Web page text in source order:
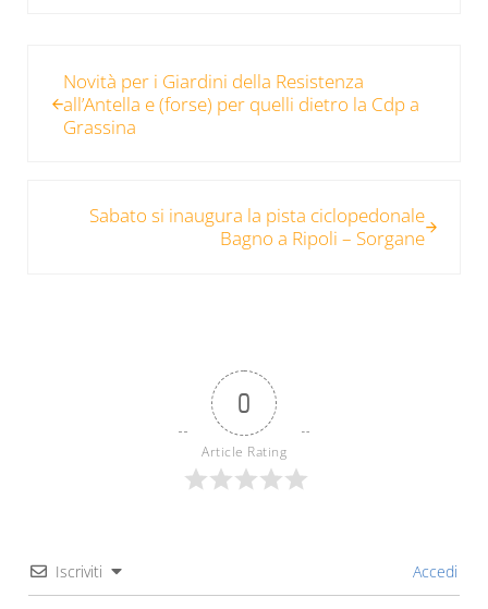
Novità per i Giardini della Resistenza
all’Antella e (forse) per quelli dietro la Cdp a
Grassina
Sabato si inaugura la pista ciclopedonale
Bagno a Ripoli – Sorgane
0
Article Rating
Iscriviti Accedi